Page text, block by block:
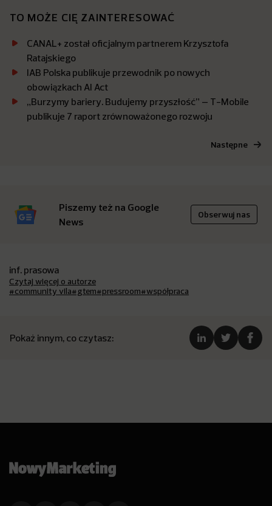
TO MOŻE CIĘ ZAINTERESOWAĆ
CANAL+ został oficjalnym partnerem Krzysztofa
Ratajskiego
IAB Polska publikuje przewodnik po nowych
obowiązkach AI Act
„Burzymy bariery. Budujemy przyszłość” – T-Mobile
publikuje 7 raport zrównoważonego rozwoju
Następne
Piszemy też na Google
News
Obserwuj nas
inf. prasowa
Czytaj więcej o autorze
#community vila#gtem#pressroom#współpraca
Pokaż innym, co czytasz: